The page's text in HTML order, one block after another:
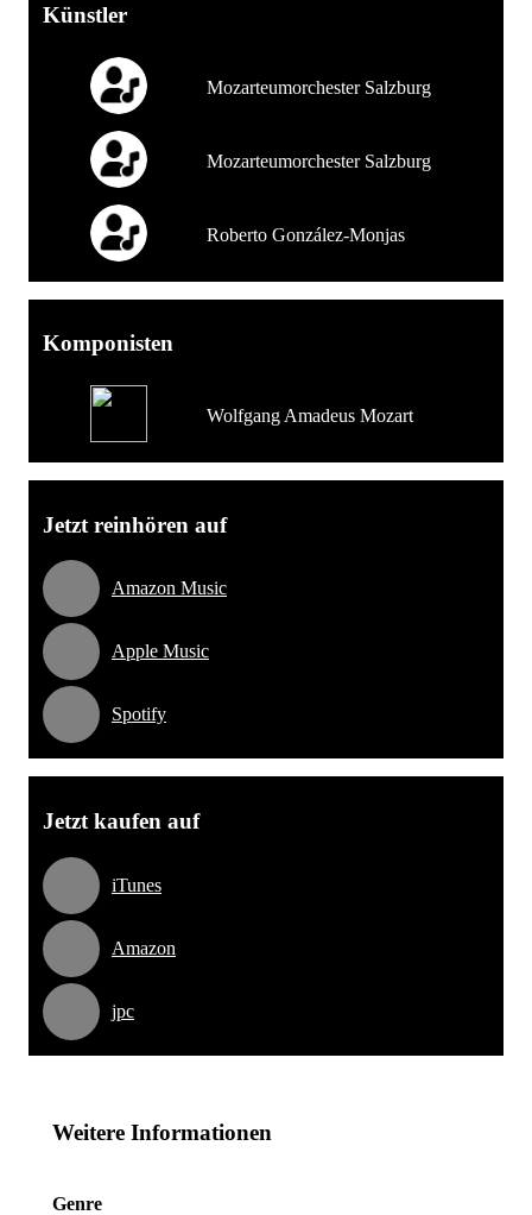
Künstler
Mozarteumorchester Salzburg
Mozarteumorchester Salzburg
Roberto González-Monjas
Komponisten
Wolfgang Amadeus Mozart
Jetzt reinhören auf
Amazon Music
Apple Music
Spotify
Jetzt kaufen auf
iTunes
Amazon
jpc
Weitere Informationen
Genre